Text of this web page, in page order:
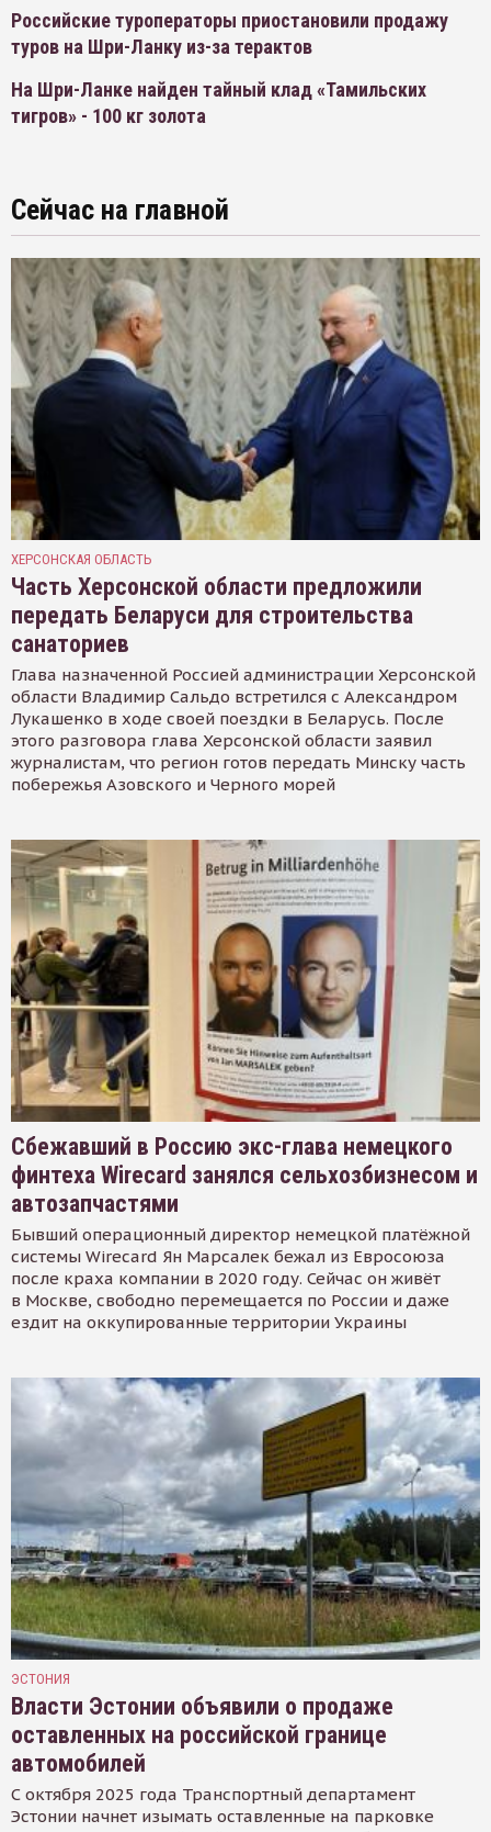
Российские туроператоры приостановили продажу
туров на Шри-Ланку из-за терактов
На Шри-Ланке найден тайный клад «Тамильских
тигров» - 100 кг золота
Сейчас на главной
ХЕРСОНСКАЯ ОБЛАСТЬ
Часть Херсонской области предложили
передать Беларуси для строительства
санаториев
Глава назначенной Россией администрации Херсонской
области Владимир Сальдо встретился с Александром
Лукашенко в ходе своей поездки в Беларусь. После
этого разговора глава Херсонской области заявил
журналистам, что регион готов передать Минску часть
побережья Азовского и Черного морей
Сбежавший в Россию экс-глава немецкого
финтеха Wirecard занялся сельхозбизнесом и
автозапчастями
Бывший операционный директор немецкой платёжной
системы Wirecard Ян Марсалек бежал из Евросоюза
после краха компании в 2020 году. Сейчас он живёт
в Москве, свободно перемещается по России и даже
ездит на оккупированные территории Украины
ЭСТОНИЯ
Власти Эстонии объявили о продаже
оставленных на российской границе
автомобилей
С октября 2025 года Транспортный департамент
Эстонии начнет изымать оставленные на парковке